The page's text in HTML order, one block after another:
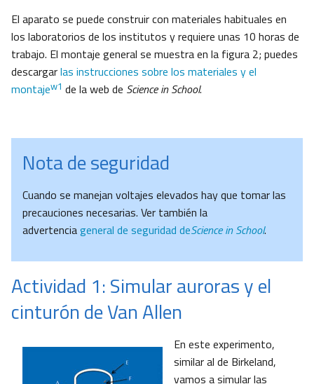
El aparato se puede construir con materiales habituales en
los laboratorios de los institutos y requiere unas 10 horas de
trabajo. El montaje general se muestra en la figura 2; puedes
descargarlas instrucciones sobre los materiales y el
montajew1 de la web de Science in School.
Nota de seguridad
Cuando se manejan voltajes elevados hay que tomar las
precauciones necesarias. Ver también la
advertenciageneral de seguridad deScience in School.
Actividad 1: Simular auroras y el
cinturón de Van Allen
En este experimento,
similar al de Birkeland,
vamos a simular las